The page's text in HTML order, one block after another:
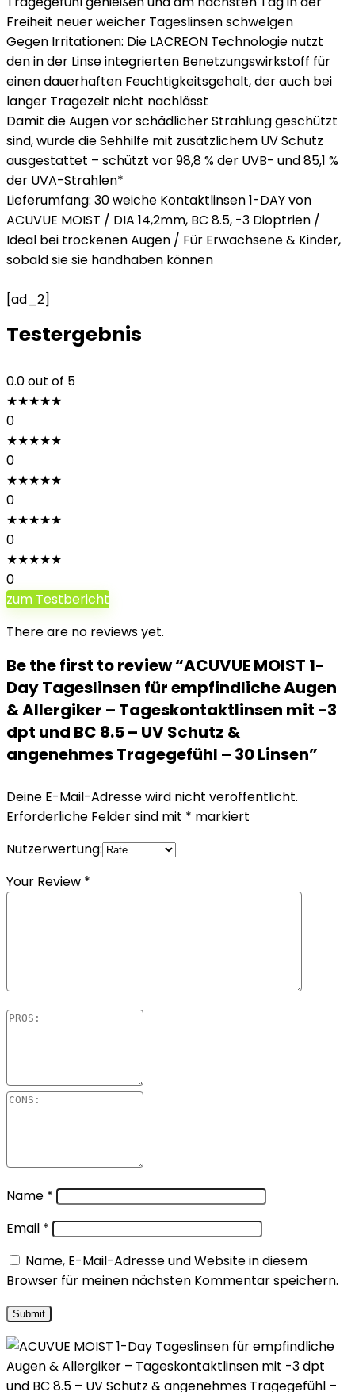
Freiheit neuer weicher Tageslinsen schwelgen
Gegen Irritationen: Die LACREON Technologie nutzt
den in der Linse integrierten Benetzungswirkstoff für
einen dauerhaften Feuchtigkeitsgehalt, der auch bei
langer Tragezeit nicht nachlässt
Damit die Augen vor schädlicher Strahlung geschützt
sind, wurde die Sehhilfe mit zusätzlichem UV Schutz
ausgestattet – schützt vor 98,8 % der UVB- und 85,1 %
der UVA-Strahlen*
Lieferumfang: 30 weiche Kontaktlinsen 1-DAY von
ACUVUE MOIST / DIA 14,2mm, BC 8.5, -3 Dioptrien /
Ideal bei trockenen Augen / Für Erwachsene & Kinder,
sobald sie sie handhaben können
[ad_2]
Testergebnis
0.0out of 5
★★★★★
0
★★★★★
0
★★★★★
0
★★★★★
0
★★★★★
0
zum Testbericht
There are no reviews yet.
Be the first to review “ACUVUE MOIST 1-
Day Tageslinsen für empfindliche Augen
& Allergiker – Tageskontaktlinsen mit -3
dpt und BC 8.5 – UV Schutz &
angenehmes Tragegefühl – 30 Linsen”
Deine E-Mail-Adresse wird nicht veröffentlicht.
Erforderliche Felder sind mit * markiert
Nutzerwertung:
Your Review *
Name *
Email *
Name, E-Mail-Adresse und Website in diesem
Browser für meinen nächsten Kommentar speichern.